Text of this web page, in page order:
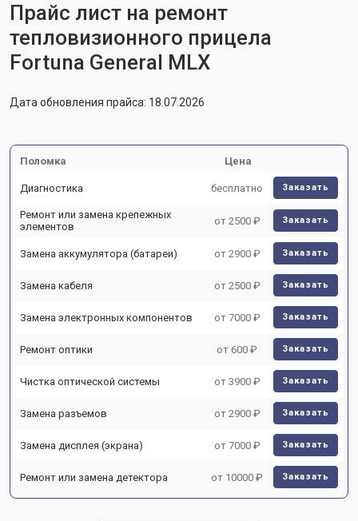
Прайс лист на ремонт
тепловизионного прицела
Fortuna General MLX
Дата обновления прайса: 18.07.2026
Поломка Цена
Диагностика бесплатно Заказать
Ремонт или замена крепежных
элементов
от 2500 ₽ Заказать
Замена аккумулятора (батареи) от 2900 ₽ Заказать
Замена кабеля от 2500 ₽ Заказать
Замена электронных компонентов от 7000 ₽ Заказать
Ремонт оптики от 600 ₽ Заказать
Чистка оптической системы от 3900 ₽ Заказать
Замена разъемов от 2900 ₽ Заказать
Замена дисплея (экрана) от 7000 ₽ Заказать
Ремонт или замена детектора от 10000 ₽ Заказать